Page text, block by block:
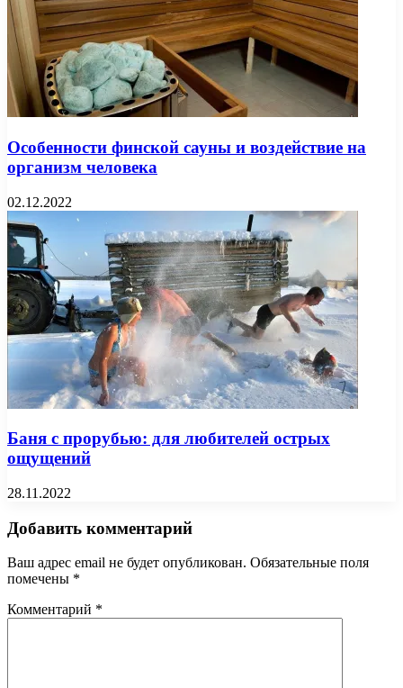
Особенности финской сауны и воздействие на
организм человека
02.12.2022
Баня с прорубью: для любителей острых
ощущений
28.11.2022
Добавить комментарий
Ваш адрес email не будет опубликован. Обязательные поля
помечены *
Комментарий *